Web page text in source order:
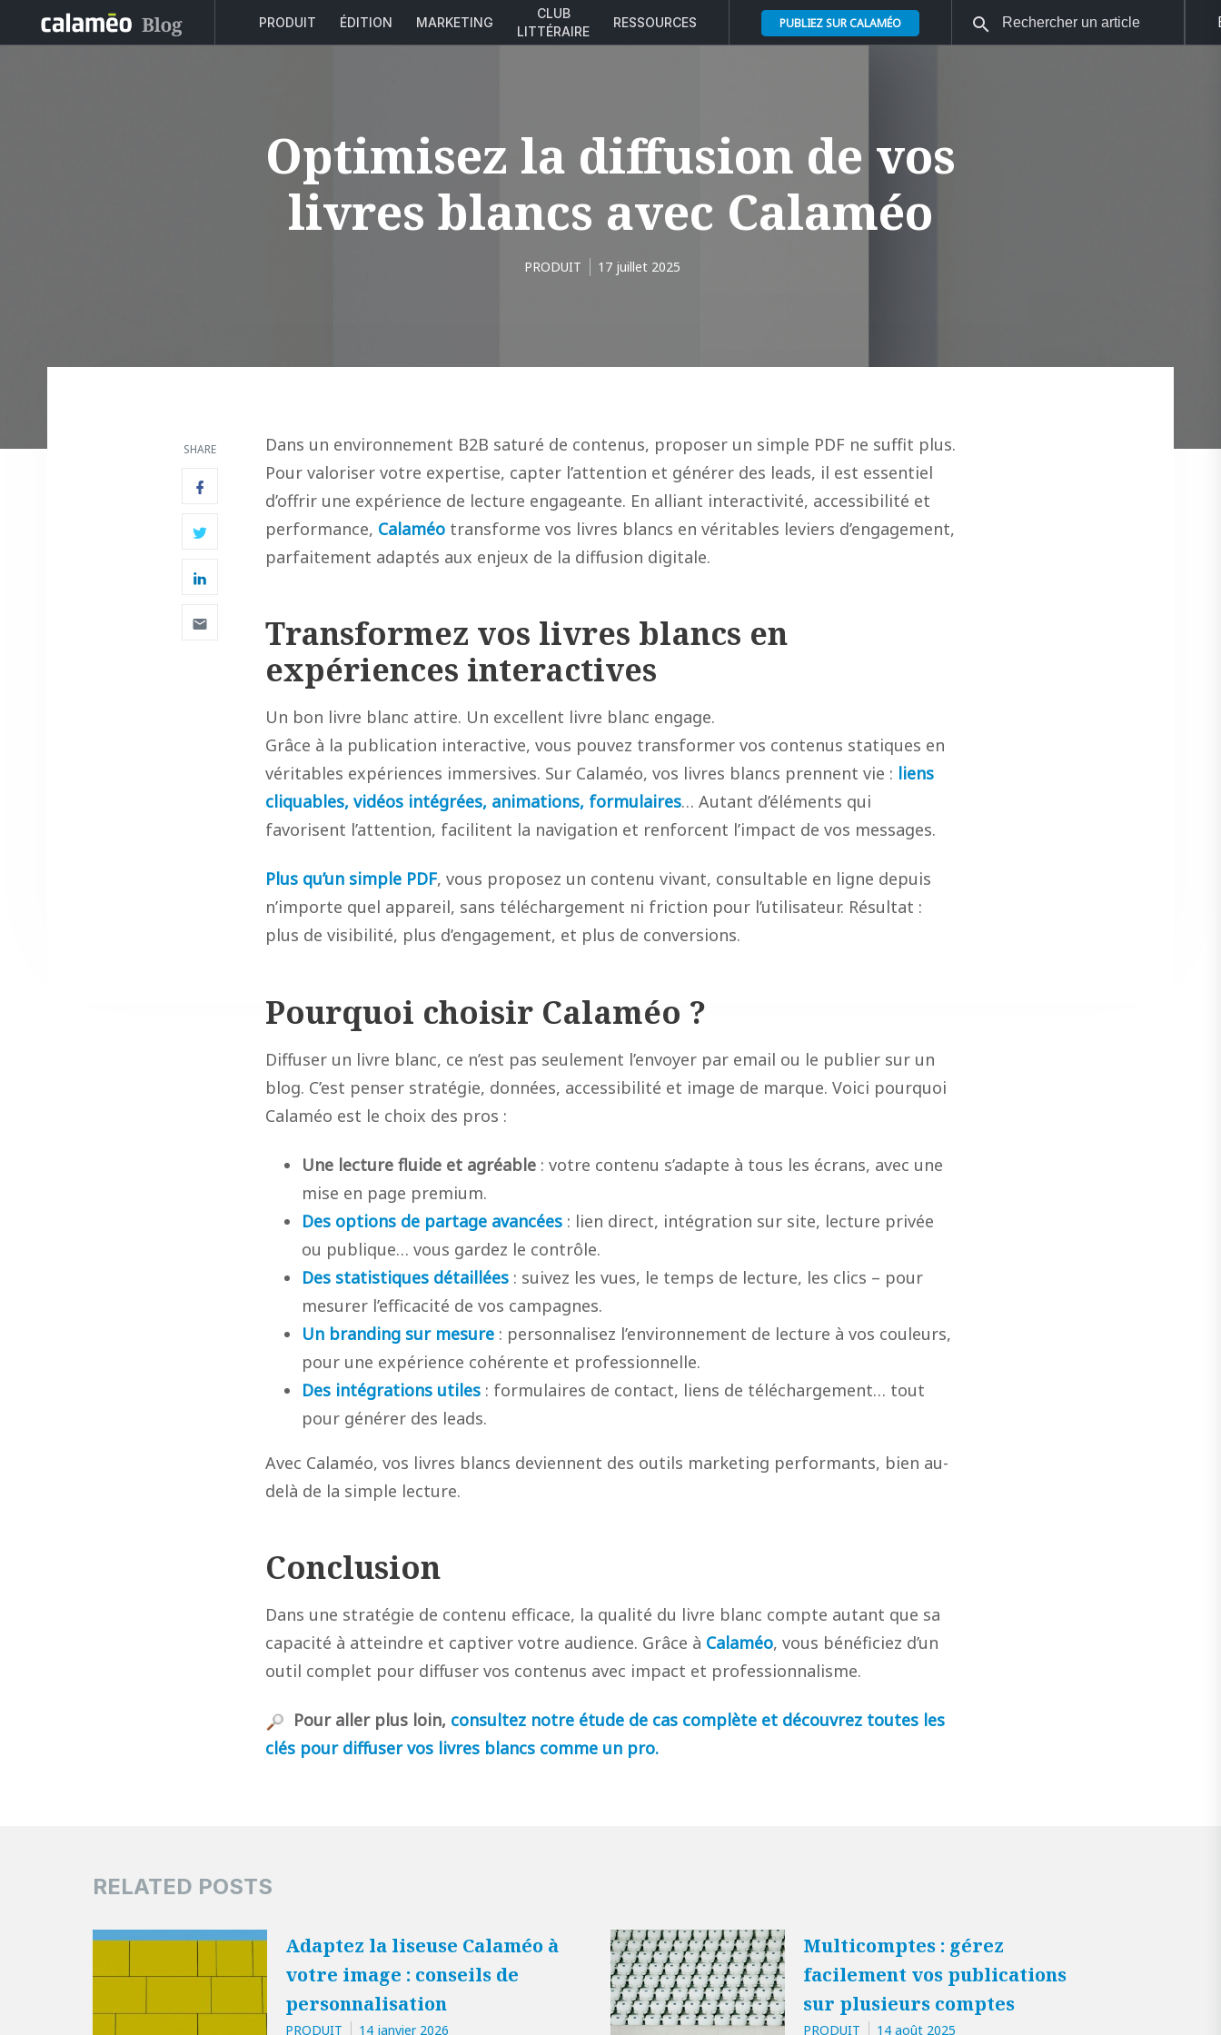
PRODUIT ÉDITION MARKETING
CLUB
LITTÉRAIRE
RESSOURCES PUBLIEZ SUR CALAMÉO
Optimisez la diffusion de vos
livres blancs avec Calaméo
PRODUIT 17 juillet 2025
SHARE
Dans un environnement B2B saturé de contenus, proposer un simple PDF ne suffit plus.
Pour valoriser votre expertise, capter l’attention et générer des leads, il est essentiel
d’offrir une expérience de lecture engageante. En alliant interactivité, accessibilité et
performance, Calaméo transforme vos livres blancs en véritables leviers d’engagement,
parfaitement adaptés aux enjeux de la diffusion digitale.
Transformez vos livres blancs en
expériences interactives
Un bon livre blanc attire. Un excellent livre blanc engage.
Grâce à la publication interactive, vous pouvez transformer vos contenus statiques en
véritables expériences immersives. Sur Calaméo, vos livres blancs prennent vie : liens
cliquables, vidéos intégrées, animations, formulaires… Autant d’éléments qui
favorisent l’attention, facilitent la navigation et renforcent l’impact de vos messages.
Plus qu’un simple PDF, vous proposez un contenu vivant, consultable en ligne depuis
n’importe quel appareil, sans téléchargement ni friction pour l’utilisateur. Résultat :
plus de visibilité, plus d’engagement, et plus de conversions.
Pourquoi choisir Calaméo ?
Diffuser un livre blanc, ce n’est pas seulement l’envoyer par email ou le publier sur un
blog. C’est penser stratégie, données, accessibilité et image de marque. Voici pourquoi
Calaméo est le choix des pros :
Une lecture fluide et agréable : votre contenu s’adapte à tous les écrans, avec une
mise en page premium.
Des options de partage avancées : lien direct, intégration sur site, lecture privée
ou publique… vous gardez le contrôle.
Des statistiques détaillées : suivez les vues, le temps de lecture, les clics – pour
mesurer l’efficacité de vos campagnes.
Un branding sur mesure : personnalisez l’environnement de lecture à vos couleurs,
pour une expérience cohérente et professionnelle.
Des intégrations utiles : formulaires de contact, liens de téléchargement… tout
pour générer des leads.
Avec Calaméo, vos livres blancs deviennent des outils marketing performants, bien au-
delà de la simple lecture.
Conclusion
Dans une stratégie de contenu efficace, la qualité du livre blanc compte autant que sa
capacité à atteindre et captiver votre audience. Grâce à Calaméo, vous bénéficiez d’un
outil complet pour diffuser vos contenus avec impact et professionnalisme.
Pour aller plus loin, consultez notre étude de cas complète et découvrez toutes les
clés pour diffuser vos livres blancs comme un pro.
RELATED POSTS
Adaptez la liseuse Calaméo à
votre image : conseils de
personnalisation
PRODUIT 14 janvier 2026
Multicomptes : gérez
facilement vos publications
sur plusieurs comptes
PRODUIT 14 août 2025